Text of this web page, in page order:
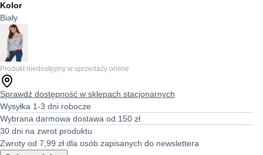
Kolor
Biały
Produkt niedostępny w sprzedaży online
Sprawdź dostępność w sklepach stacjonarnych
Wysyłka 1-3 dni robocze
Wybrana darmowa dostawa od 150 zł
30 dni na zwrot produktu
Zwroty od 7,99 zł dla osób zapisanych do newslettera